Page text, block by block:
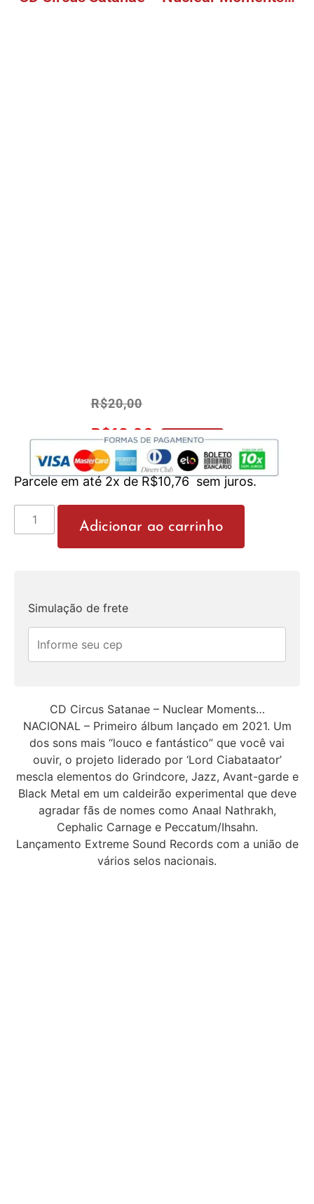
R$20,00
R$19,00 No Pix 5% OFF
Parcele em até 2x deR$10,76 sem juros.
Adicionar ao carrinho
Simulação de frete
CD Circus Satanae – Nuclear Moments…
NACIONAL – Primeiro álbum lançado em 2021. Um
dos sons mais “louco e fantástico” que você vai
ouvir, o projeto liderado por ‘Lord Ciabataator’
mescla elementos do Grindcore, Jazz, Avant-garde e
Black Metal em um caldeirão experimental que deve
agradar fãs de nomes como Anaal Nathrakh,
Cephalic Carnage e Peccatum/Ihsahn.
Lançamento Extreme Sound Records com a união de
vários selos nacionais.